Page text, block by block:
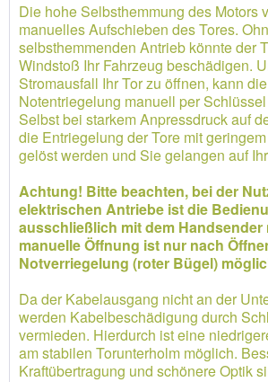
Die hohe Selbsthemmung des Motors
manuelles Aufschieben des Tores.
selbsthemmenden Antrieb könnte der
Windstoß Ihr Fahrzeug beschädigen.
Stromausfall Ihr Tor zu öffnen, kann
Notentriegelung manuell per
Selbst bei starkem Anpressdruck auf
die Entriegelung der Tore mit
gelöst werden und Sie gelangen auf
Achtung! Bitte beachten, bei der
elektrischen Antriebe ist die
ausschließlich mit dem Handsender
manuelle Öffnung ist nur nach
Notverriegelung (roter Bügel)
Da der Kabelausgang nicht an der
werden Kabelbeschädigung durch
vermieden. Hierdurch ist eine
am stabilen Torunterholm möglich.
Kraftübertragung und schönere Optik